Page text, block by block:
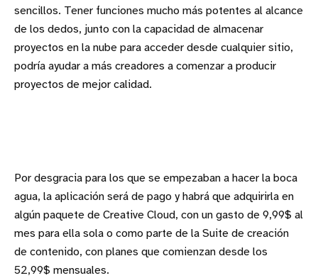
sencillos. Tener funciones mucho más potentes al alcance
de los dedos, junto con la capacidad de almacenar
proyectos en la nube para acceder desde cualquier sitio,
podría ayudar a más creadores a comenzar a producir
proyectos de mejor calidad.
Por desgracia para los que se empezaban a hacer la boca
agua, la aplicación será de pago y habrá que adquirirla en
algún paquete de Creative Cloud, con un gasto de 9,99$ al
mes para ella sola o como parte de la Suite de creación
de contenido, con planes que comienzan desde los
52,99$ mensuales.